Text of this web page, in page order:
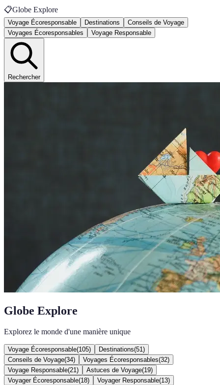
📋Globe Explore
Voyage Écoresponsable Destinations
Conseils de Voyage
Voyages Écoresponsables
Voyage Responsable
Rechercher
Globe Explore
Explorez le monde d'une manière unique
Voyage Écoresponsable(105) Destinations(51 )
Conseils de Voyage(34) Voyages Écoresponsables(32)
Voyage Responsable(21 ) Astuces de Voyage(19)
Voyager Écoresponsable(18) Voyager Responsable(13)